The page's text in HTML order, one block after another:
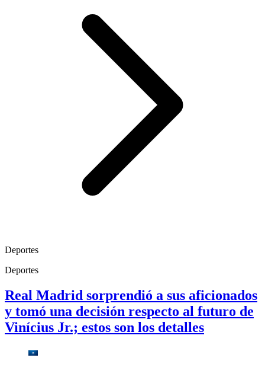
Deportes
Deportes
Real Madrid sorprendió a sus aficionados
y tomó una decisión respecto al futuro de
Vinícius Jr.; estos son los detalles